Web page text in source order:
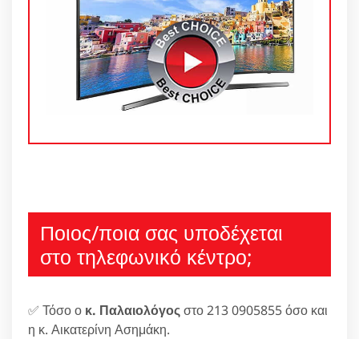
Ποιος/ποια σας υποδέχεται
στο τηλεφωνικό κέντρο;
✅ Τόσο ο κ. Παλαιολόγοςστο 213 0905855 όσο και
η κ. Αικατερίνη Ασημάκη.